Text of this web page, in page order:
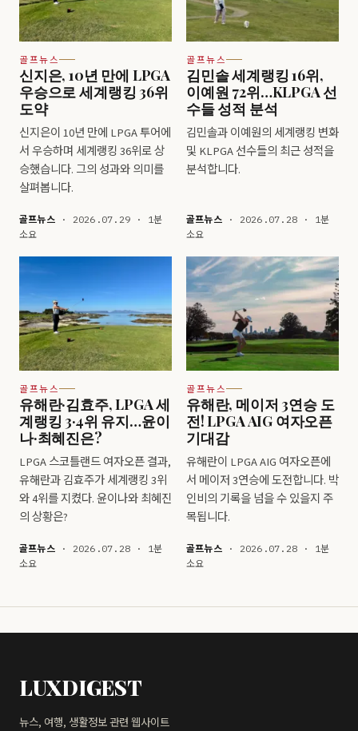
골프뉴스
신지은, 10년 만에 LPGA
우승으로 세계랭킹 36위
도약
신지은이 10년 만에 LPGA 투어에
서 우승하며 세계랭킹 36위로 상
승했습니다. 그의 성과와 의미를
살펴봅니다.
골프뉴스· 2026.07.29 · 1분
소요
골프뉴스
김민솔 세계랭킹 16위,
이예원 72위…KLPGA 선
수들 성적 분석
김민솔과 이예원의 세계랭킹 변화
및 KLPGA 선수들의 최근 성적을
분석합니다.
골프뉴스· 2026.07.28 · 1분
소요
골프뉴스
유해란·김효주, LPGA 세
계랭킹 3·4위 유지…윤이
나·최혜진은?
LPGA 스코틀랜드 여자오픈 결과,
유해란과 김효주가 세계랭킹 3위
와 4위를 지켰다. 윤이나와 최혜진
의 상황은?
골프뉴스· 2026.07.28 · 1분
소요
골프뉴스
유해란, 메이저 3연승 도
전! LPGA AIG 여자오픈
기대감
유해란이 LPGA AIG 여자오픈에
서 메이저 3연승에 도전합니다. 박
인비의 기록을 넘을 수 있을지 주
목됩니다.
골프뉴스· 2026.07.28 · 1분
소요
LUXDIGEST
뉴스, 여행, 생활정보 관련 웹사이트